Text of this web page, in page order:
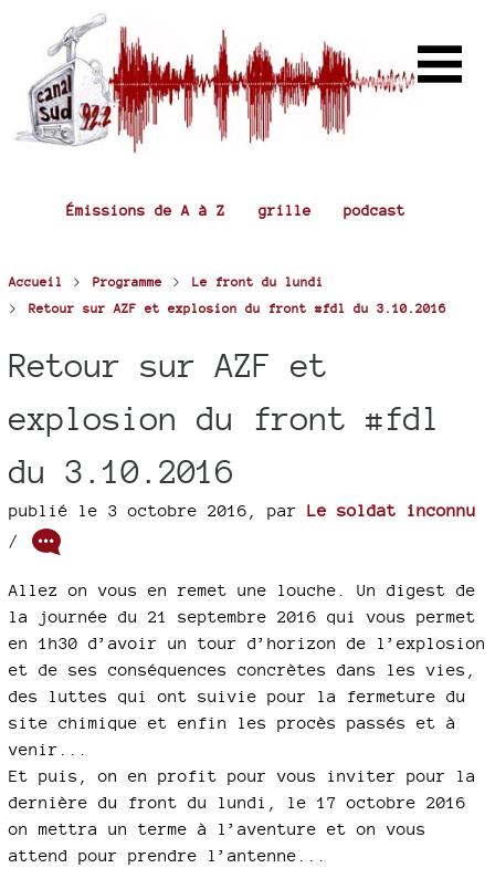
Émissions de A à Z grille podcast
Accueil > Programme > Le front du lundi
> Retour sur AZF et explosion du front #fdl du 3.10.2016
Retour sur AZF et
explosion du front #fdl
du 3.10.2016
publié le 3 octobre 2016 par Le soldat inconnu
/
Allez on vous en remet une louche. Un digest de
la journée du 21 septembre 2016 qui vous permet
en 1h30 d’avoir un tour d’horizon de l’explosion
et de ses conséquences concrètes dans les vies,
des luttes qui ont suivie pour la fermeture du
site chimique et enfin les procès passés et à
venir...
Et puis, on en profit pour vous inviter pour la
dernière du front du lundi, le 17 octobre 2016
on mettra un terme à l’aventure et on vous
attend pour prendre l’antenne...